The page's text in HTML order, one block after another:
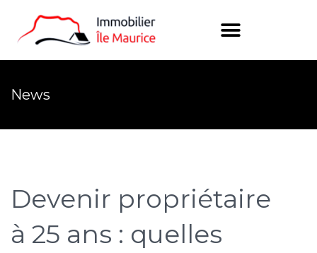
News
Devenir propriétaire
à 25 ans : quelles